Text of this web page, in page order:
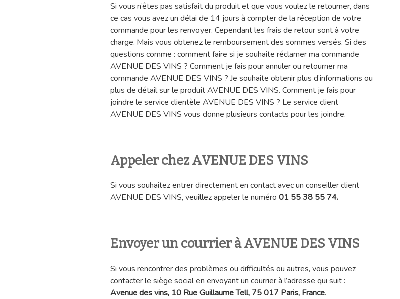
Si vous n’êtes pas satisfait du produit et que vous voulez le retourner, dans
ce cas vous avez un délai de 14 jours à compter de la réception de votre
commande pour les renvoyer. Cependant les frais de retour sont à votre
charge. Mais vous obtenez le remboursement des sommes versés. Si des
questions comme : comment faire si je souhaite réclamer ma commande
AVENUE DES VINS ? Comment je fais pour annuler ou retourner ma
commande AVENUE DES VINS ? Je souhaite obtenir plus d’informations ou
plus de détail sur le produit AVENUE DES VINS. Comment je fais pour
joindre le service clientèle AVENUE DES VINS ? Le service client
AVENUE DES VINS vous donne plusieurs contacts pour les joindre.
Appeler chez AVENUE DES VINS
Si vous souhaitez entrer directement en contact avec un conseiller client
AVENUE DES VINS, veuillez appeler le numéro 01 55 38 55 74.
Envoyer un courrier à AVENUE DES VINS
Si vous rencontrer des problèmes ou difficultés ou autres, vous pouvez
contacter le siège social en envoyant un courrier à l’adresse qui suit :
Avenue des vins, 10 Rue Guillaume Tell, 75 017 Paris, France.